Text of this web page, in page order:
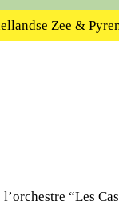
Zee &
“Les